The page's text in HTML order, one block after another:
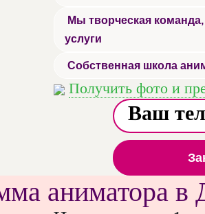
Мы творческая
услуги
Собственная школа
Получить фото и
аниматора в